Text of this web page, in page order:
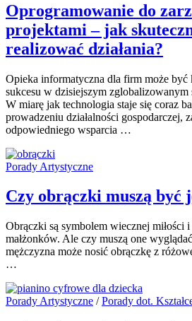
Oprogramowanie do
projektami – jak
realizować działania?
Opieka informatyczna dla firm może
sukcesu w dzisiejszym
W miarę jak technologia staje się coraz
prowadzeniu działalności gospodarczej,
odpowiedniego wsparcia …
Porady Artystyczne
Czy obrączki muszą być
Obrączki są symbolem wiecznej miłości
małżonków. Ale czy muszą one
mężczyzna może nosić obrączkę z
…
Porady Artystyczne /Porady dot.